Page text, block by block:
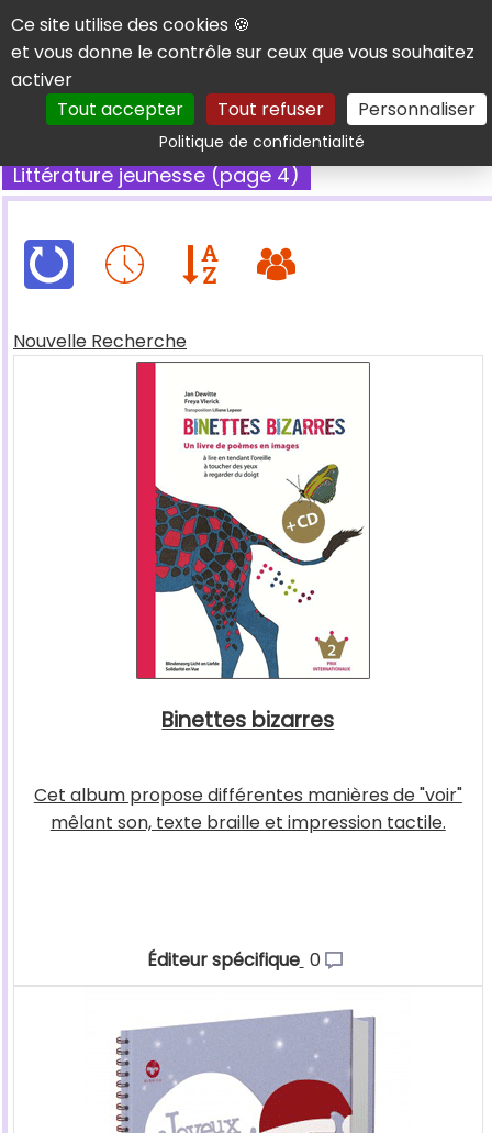
Panneau de gestion des cookies
Ce site utilise des cookies 🍪
et vous donne le contrôle sur ceux que vous souhaitez
activer
Tout accepter
Tout refuser Personnaliser
Politique de confidentialitéRechercher
Littérature jeunesse (page 4)
Nouvelle Recherche
Binettes bizarres
Cet album propose différentes manières de "voir"
mêlant son, texte braille et impression tactile.
Éditeur spécifique 0